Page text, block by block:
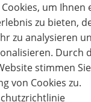
Yuanbenheng
Rechte vorbehalten.
um Ihnen
zu bieten,
zu analysieren
Durch
stimmen
von Cookies zu.